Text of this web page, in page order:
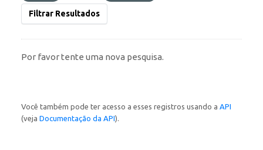
Filtrar Resultados
Por favor tente uma nova pesquisa.
Você também pode ter acesso a esses registros usando a API
(veja Documentação da API).